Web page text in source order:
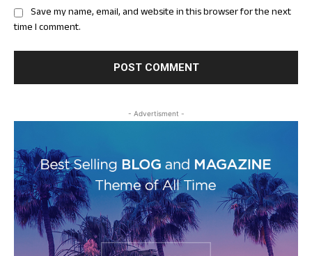
Save my name, email, and website in this browser for the next
time I comment.
- Advertisment -